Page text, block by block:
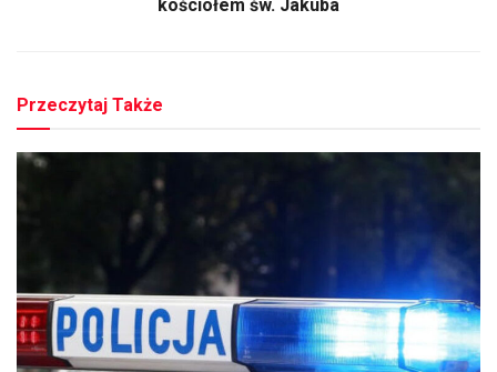
kościołem św. Jakuba
Przeczytaj Także